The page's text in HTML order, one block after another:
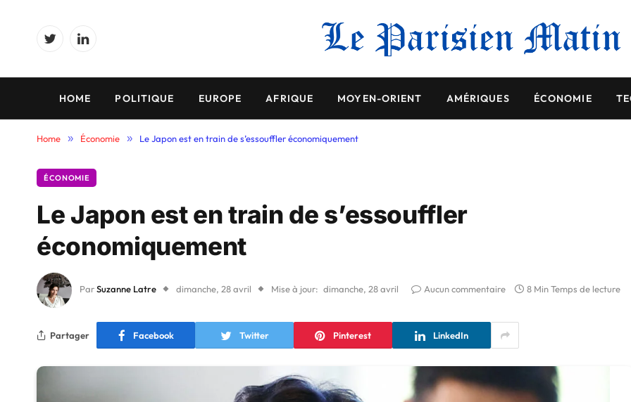
TwitterLinkedIn
HOME POLITIQUE EUROPE AFRIQUE MOYEN-ORIENT AMÉRIQUES ÉCONOMIE
Home » Économie » Le Japon est en train de s’essouffler économiquement
ÉCONOMIE
Le Japon est en train de s’essouffler
économiquement
ParSuzanne Latre dimanche, 28 avril Mise à jour: dimanche, 28 avril Aucun commentaire 8 Min Temps de lecture
Partager Facebook Twitter Pinterest LinkedIn